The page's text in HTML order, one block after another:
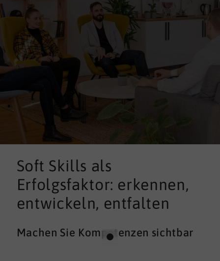
Soft Skills als
Erfolgsfaktor: erkennen,
entwickeln, entfalten
Machen Sie Kompetenzen sichtbar